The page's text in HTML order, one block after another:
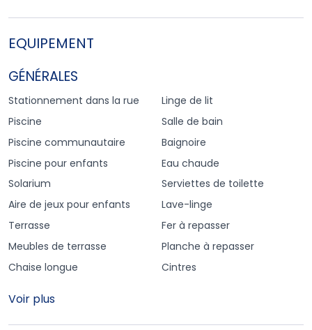
EQUIPEMENT
GÉNÉRALES
Stationnement dans la rue
Piscine
Piscine communautaire
Piscine pour enfants
Solarium
Aire de jeux pour enfants
Terrasse
Meubles de terrasse
Chaise longue
Linge de lit
Salle de bain
Baignoire
Eau chaude
Serviettes de toilette
Lave-linge
Fer à repasser
Planche à repasser
Cintres
Voir plus